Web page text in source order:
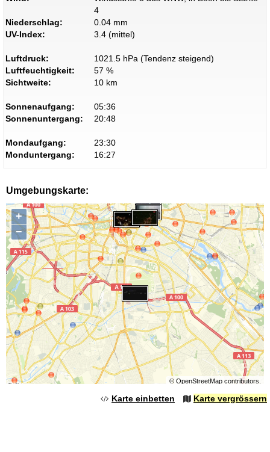
4
Niederschlag:
0.04 mm
UV-Index:
3.4 (mittel)
Luftdruck:
1021.5 hPa (Tendenz steigend)
Luftfeuchtigkeit:
57 %
Sichtweite:
10 km
Sonnenaufgang:
05:36
Sonnenuntergang:
20:48
Mondaufgang:
23:30
Monduntergang:
16:27
Umgebungskarte:
+
−
© OpenStreetMapcontributors.
Karte einbetten Karte vergrössern